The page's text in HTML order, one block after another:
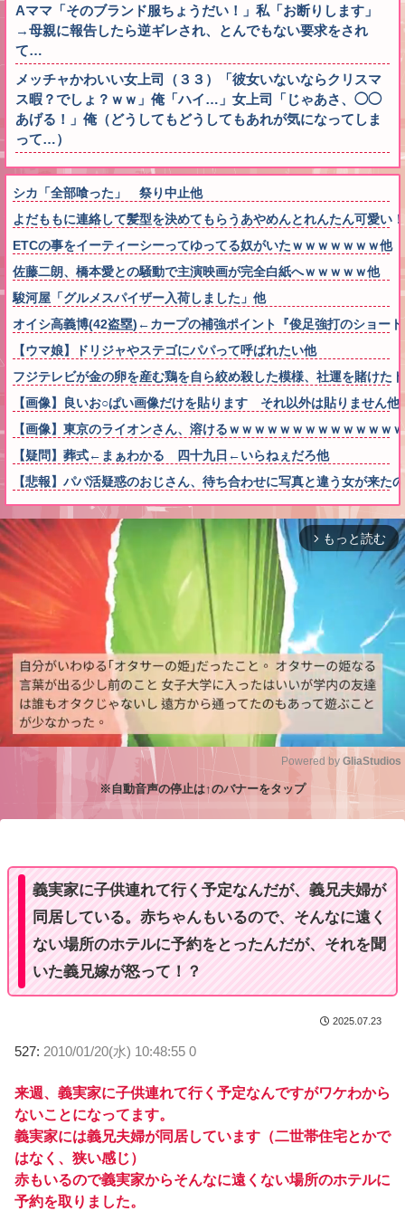
Aママ「そのブランド服ちょうだい！」私「お断りします」
→母親に報告したら逆ギレされ、とんでもない要求をされ
て…
メッチャかわいい女上司（３３）「彼女いないならクリスマ
ス暇？でしょ？ｗｗ」俺「ハイ…」女上司「じゃあさ、◯◯
あげる！」俺（どうしてもどうしてもあれが気になってしま
って…）
シカ「全部喰った」 祭り中止他
よだももに連絡して髪型を決めてもらうあやめんとれんたん可愛い
ETCの事をイーティーシーってゆってる奴がいたｗｗｗｗｗｗｗ他
佐藤二朗、橋本愛との騒動で主演映画が完全白紙へｗｗｗｗｗ他
駿河屋「グルメスパイザー入荷しました」他
オイシ高義博(42盗塁)←カープの補強ポイント『俊足強打のショー
【ウマ娘】ドリジャやステゴにパパって呼ばれたい他
フジテレビが金の卵を産む鶏を自ら絞め殺した模様、社運を賭け
【画像】良いお○ぱい画像だけを貼ります それ以外は貼りません他
【画像】東京のライオンさん、溶けるｗｗｗｗｗｗｗｗｗｗｗｗｗ
【疑問】葬式←まぁわかる 四十九日←いらねぇだろ他
【悲報】パパ活疑惑のおじさん、待ち合わせに写真と違う女が来
arrow_forward_ios もっと読む
Powered by GliaStudios
※自動音声の停止は↑のバナーをタップ
義実家に子供連れて行く予定なんだが、義兄夫婦が
同居している。赤ちゃんもいるので、そんなに遠く
ない場所のホテルに予約をとったんだが、それを聞
いた義兄嫁が怒って！？
2025.07.23
527: 2010/01/20(水) 10:48:55 0
来週、義実家に子供連れて行く予定なんですがワケわから
ないことになってます。
義実家には義兄夫婦が同居しています（二世帯住宅とかで
はなく、狭い感じ）
赤もいるので義実家からそんなに遠くない場所のホテルに
予約を取りました。